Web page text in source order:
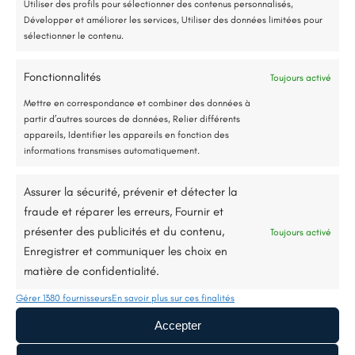
Utiliser des profils pour sélectionner des contenus personnalisés,
Développer et améliorer les services, Utiliser des données limitées pour
sélectionner le contenu.
Fonctionnalités Toujours activé
Mettre en correspondance et combiner des données à
partir d’autres sources de données, Relier différents
appareils, Identifier les appareils en fonction des
informations transmises automatiquement.
Assurer la sécurité, prévenir et détecter la
fraude et réparer les erreurs, Fournir et
présenter des publicités et du contenu,
Enregistrer et communiquer les choix en
matière de confidentialité.
Toujours activé
Gérer 1380 fournisseursEn savoir plus sur ces finalités
Accepter
Nous contacter
Nous avons réalisé l’isolation thermique par
l’extérieur sur une maison située dans le
secteur de Segré. L’objectif principal était
d’améliorer les performances énergétiques
tout en redonnant un coup de neuf à la
Jusqu’à 80% de prise en charge*